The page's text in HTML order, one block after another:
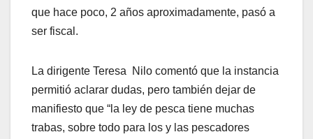
que hace poco, 2 años aproximadamente, pasó a
ser fiscal.
La dirigente Teresa Nilo comentó que la instancia
permitió aclarar dudas, pero también dejar de
manifiesto que “la ley de pesca tiene muchas
trabas, sobre todo para los y las pescadores